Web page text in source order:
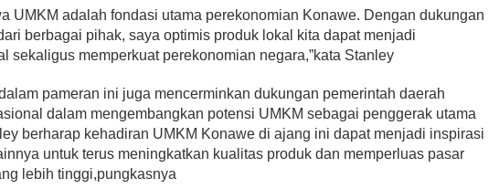
UMKM adalah fondasi utama perekonomian Konawe. Dengan dukungan
berbagai pihak, saya optimis produk lokal kita dapat menjadi
sekaligus memperkuat perekonomian negara,”kata Stanley
pameran ini juga mencerminkan dukungan pemerintah daerah
dalam mengembangkan potensi UMKM sebagai penggerak utama
berharap kehadiran UMKM Konawe di ajang ini dapat menjadi inspirasi
untuk terus meningkatkan kualitas produk dan memperluas pasar
lebih tinggi,pungkasnya